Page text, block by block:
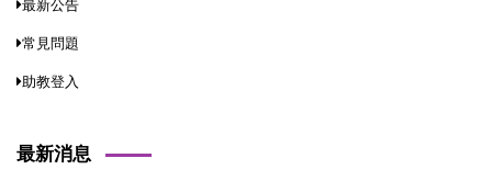
最新公告
常見問題
助教登入
最新消息